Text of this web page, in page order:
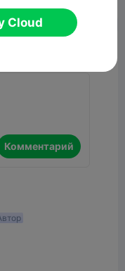
 1
Комментарий
Cloud